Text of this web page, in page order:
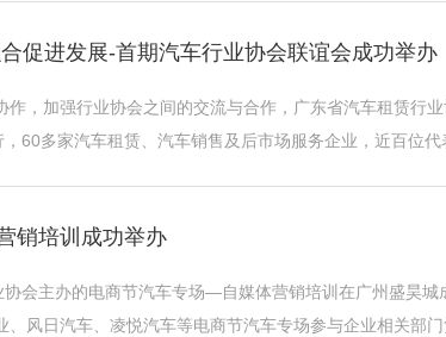
促进发展-首期汽车行业协会联谊会成功举办
作，加强行业协会之间的交流与合作，广东省汽车租赁行
60多家汽车租赁、汽车销售及后市场服务企业，近百位
销培训成功举办
会主办的电商节汽车专场—自媒体营销培训在广州盛昊
风日汽车、凌悦汽车等电商节汽车专场参与企业相关部